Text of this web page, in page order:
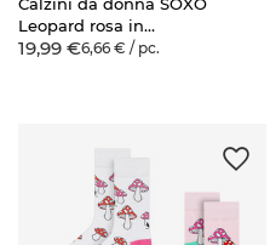
Leopard rosa in
confezione - 3 paia
19,99 €6,66 € / pc.